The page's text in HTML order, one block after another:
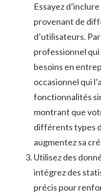
Essayez​
provenant⁤ de
d’utilisateurs.
professionnel
besoins en
occasionnel qui
fonctionnalités
montrant que‍
différents types
augmentez sa
Utilisez des
intégrez ⁣des
précis pour